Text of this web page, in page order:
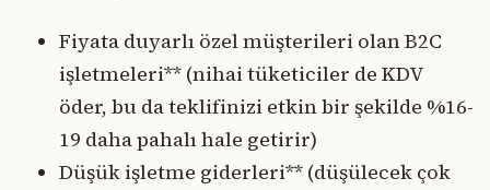
Fiyata duyarlı özel müşterileri olan B2C
işletmeleri** (nihai tüketiciler de KDV
öder, bu da teklifinizi etkin bir şekilde %16-
19 daha pahalı hale getirir)
Düşük işletme giderleri** (düşülecek çok